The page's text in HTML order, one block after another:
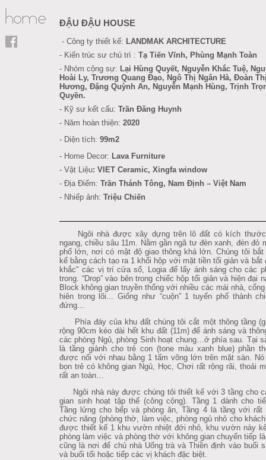
ĐẬU ĐẬU HOUSE
- Công ty thiết kế: LANDMAK ARCHITECTURE
- Kiến trúc sư chủ trì : Tạ Tiến Vĩnh, Phùng Mạnh Toàn
- Nhóm cộng sự: Lại Hùng Quyết, Nguyễn Khắc Tuệ,
Hoài Ly, Trương Quang Đạo, Ngô Thị Ngân Hà, Đoàn
Hương, Đặng Quỳnh An, Nguyễn Mạnh Hùng, Trịnh
Quyền.
- Kỹ sư kết cấu: Trần Đăng Huynh
- Năm hoàn thiện: 2020
- Diện tích: 99m2
- Home Decor: Lava Furniture
- Vật Liệu: VIET Ceramic, Xingfa window
- Địa Điểm: Trần Thánh Tông, Nam Định – Việt Nam
- Nhiếp ảnh: Triệu Chiến
Ngôi nhà được xây dựng trên lô đất có kích thước
ngang, chiều sâu 11m. Nằm gần ngã tư đèn xanh, đèn đỏ
phố lớn, nơi có mật độ giao thông khá lớn. Chúng tôi bắt
kế bằng cách tạo ra 1 khối hộp với mặt tiền tối giản và bắt
khắc" các vị trí cửa sổ, Logia để lấy ánh sáng cho các
trong. “Drop” vào bên trong chiếc hộp tối giản và hiện đại
Block không gian truyền thống với nhiều các mái nhà,
hiên trong lõi... Giống như “cuộn” 1 tuyến phố thành
đứng...
Phía đáy của khu đất chúng tôi cắt một thông tầng
rộng 90cm kéo dài hết khu đất (11m) để ánh sáng và
các phòng Ngủ, phòng Sinh hoạt chung…ở phía sau. Tại
là tầng giành cho trẻ con (tone màu xanh blue) phần
được nối với nhau bằng 1 tấm võng lớn trên mặt sàn. Nó
bọn trẻ có không gian Ngủ, Học, Chơi rất rộng rãi, thoải
rất an toàn…
Ngôi nhà này được chúng tôi thiết kế với 3 tầng cho
gian sinh hoạt tập thể (công cộng). Tầng 1 dành cho
Tầng lửng cho bếp và phòng ăn, Tầng 4 là tầng với rất
chức năng (phòng thờ, làm việc, phòng ngủ nhỏ cho
được thiết kế 1 khu vườn nhiệt đới nhỏ, khu vườn này
phòng làm việc và phòng thờ với không gian chuyển tiếp
cũng là nơi để chủ nhà Uống trà và Thiền định vào buổi
và buổi tối hoặc tiếp các vị khách đặc biệt.